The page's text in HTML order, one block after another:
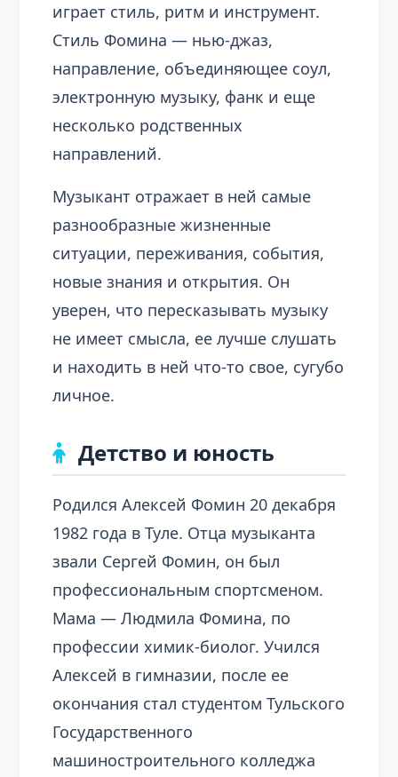
играет стиль, ритм и инструмент.
Стиль Фомина — нью-джаз,
направление, объединяющее соул,
электронную музыку, фанк и еще
несколько родственных
направлений.
Музыкант отражает в ней самые
разнообразные жизненные
ситуации, переживания, события,
новые знания и открытия. Он
уверен, что пересказывать музыку
не имеет смысла, ее лучше слушать
и находить в ней что-то свое, сугубо
личное.
Детство и юность
Родился Алексей Фомин 20 декабря
1982 года в Туле. Отца музыканта
звали Сергей Фомин, он был
профессиональным спортсменом.
Мама — Людмила Фомина, по
профессии химик-биолог. Учился
Алексей в гимназии, после ее
окончания стал студентом Тульского
Государственного
машиностроительного колледжа